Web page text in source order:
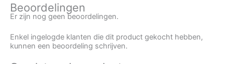
Beoordelingen
Er zijn nog geen beoordelingen.
Enkel ingelogde klanten die dit product gekocht hebben,
kunnen een beoordeling schrijven.